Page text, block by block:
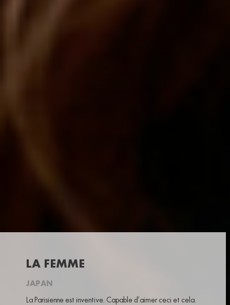
LA FEMME
JAPAN
La Parisienne est inventive. Capable d’aimer ceci et cela.